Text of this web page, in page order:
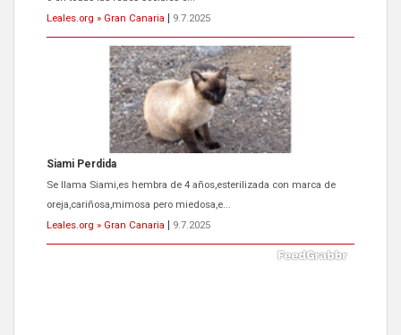
Leales.org » Gran Canaria
9.7.2025
ADOPCIÓN URGENTE GATA TEROR GRAN CANARIA
El ayuntamiento se va a llevar a Los Gatos callejeros de la zona los
próximos días, ella incluida...
Leales.org » Gran Canaria
9.7.2025